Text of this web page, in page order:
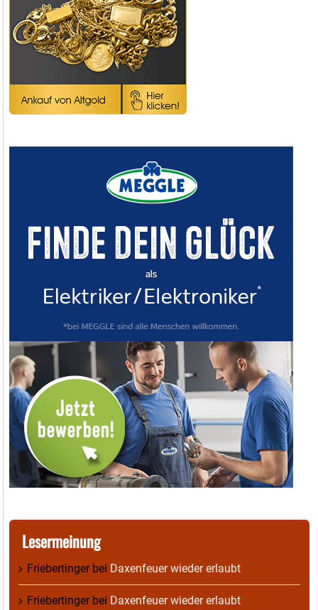
Lesermeinung
Friebertingerbei Daxenfeuer wieder erlaubt
Friebertingerbei Daxenfeuer wieder erlaubt